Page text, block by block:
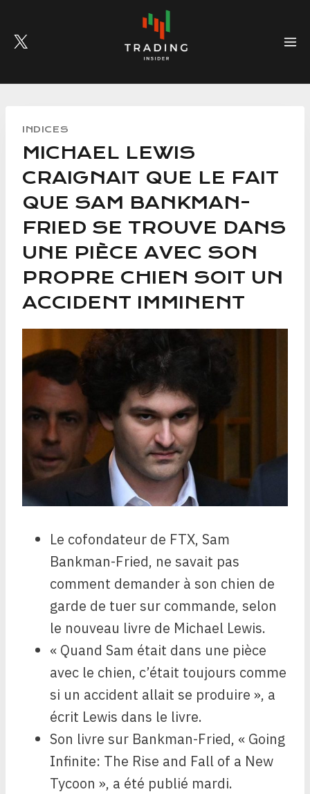
content
INDICES
MICHAEL LEWIS
CRAIGNAIT QUE LE FAIT
QUE SAM BANKMAN-
FRIED SE TROUVE DANS
UNE PIÈCE AVEC SON
PROPRE CHIEN SOIT UN
ACCIDENT IMMINENT
Le cofondateur de FTX, Sam
Bankman-Fried, ne savait pas
comment demander à son chien de
garde de tuer sur commande, selon
le nouveau livre de Michael Lewis.
« Quand Sam était dans une pièce
avec le chien, c’était toujours comme
si un accident allait se produire », a
écrit Lewis dans le livre.
Son livre sur Bankman-Fried, « Going
Infinite: The Rise and Fall of a New
Tycoon », a été publié mardi.